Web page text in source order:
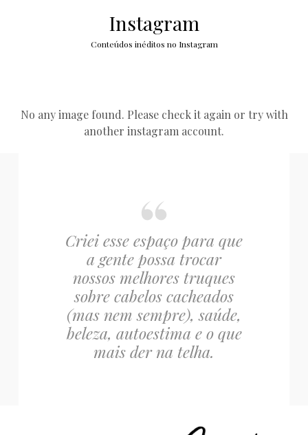
Instagram
Conteúdos inéditos no Instagram
No any image found. Please check it again or try with
another instagram account.
Criei esse espaço para que
a gente possa trocar
nossos melhores truques
sobre cabelos cacheados
(mas nem sempre), saúde,
beleza, autoestima e o que
mais der na telha.